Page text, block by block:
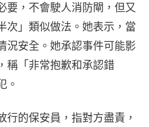
要，不會駛人消防閘，但又
次」類似做法。她表示，當
況安全。她承認事件可能影
稱「非常抱歉和承認錯
。
行的保安員，指對方盡責，